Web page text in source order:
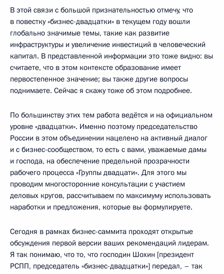
В этой связи с большой признательностью отмечу, что
в повестку «бизнес-двадцатки» в текущем году вошли
глобально значимые темы, такие как развитие
инфраструктуры и увеличение инвестиций в человеческий
капитал. В представленной информации это тоже видно: вы
считаете, что в этом контексте образование имеет
первостепенное значение; вы также другие вопросы
поднимаете. Сейчас я скажу тоже об этом подробнее.
По большинству этих тем работа ведётся и на официальном
уровне «двадцатки». Именно поэтому председательство
России в этом объединении нацелено на активный диалог
и с бизнес-сообществом, то есть с вами, уважаемые дамы
и господа, на обеспечение предельной прозрачности
рабочего процесса «Группы двадцати». Для этого мы
проводим многосторонние консультации с участием
деловых кругов, рассчитываем по максимуму использовать
наработки и предложения, которые вы формулируете.
Сегодня в рамках бизнес-саммита проходят открытые
обсуждения первой версии ваших рекомендаций лидерам.
Я так понимаю, что то, что господин Шохин [президент
РСПП, председатель «бизнес-двадцатки»] передал, – так